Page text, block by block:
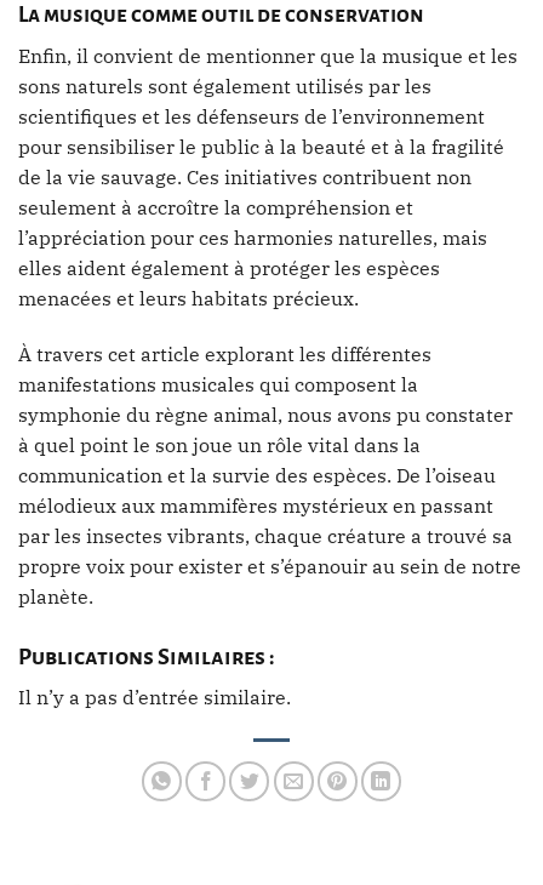
La musique comme outil de conservation
Enfin, il convient de mentionner que la musique et les
sons naturels sont également utilisés par les
scientifiques et les défenseurs de l’environnement
pour sensibiliser le public à la beauté et à la fragilité
de la vie sauvage. Ces initiatives contribuent non
seulement à accroître la compréhension et
l’appréciation pour ces harmonies naturelles, mais
elles aident également à protéger les espèces
menacées et leurs habitats précieux.
À travers cet article explorant les différentes
manifestations musicales qui composent la
symphonie du règne animal, nous avons pu constater
à quel point le son joue un rôle vital dans la
communication et la survie des espèces. De l’oiseau
mélodieux aux mammifères mystérieux en passant
par les insectes vibrants, chaque créature a trouvé sa
propre voix pour exister et s’épanouir au sein de notre
planète.
Publications Similaires :
Il n’y a pas d’entrée similaire.